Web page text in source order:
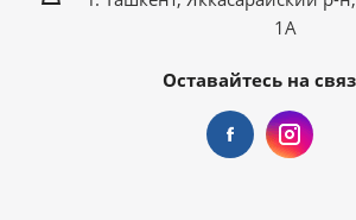
1А
Оставайтесь на